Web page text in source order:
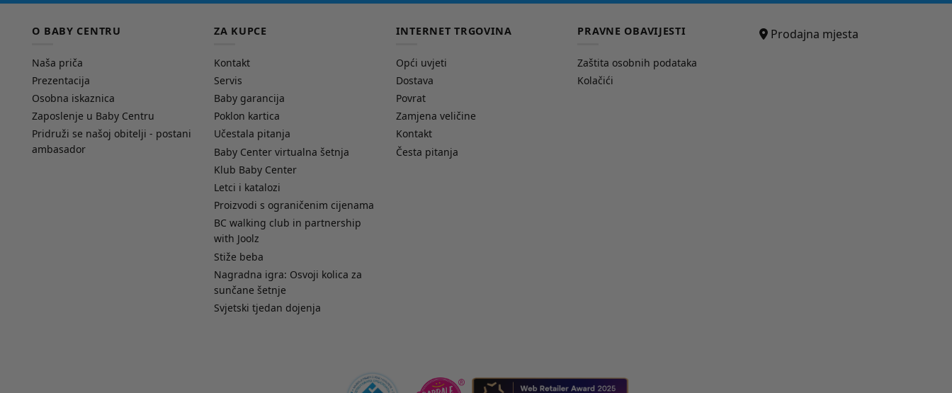
O BABY CENTRU
Naša priča
Prezentacija
Osobna iskaznica
Zaposlenje u Baby Centru
Pridruži se našoj obitelji - postani
ambasador
ZA KUPCE
Kontakt
Servis
Baby garancija
Poklon kartica
Učestala pitanja
Baby Center virtualna šetnja
Klub Baby Center
Letci i katalozi
Proizvodi s ograničenim cijenama
BC walking club in partnership
with Joolz
Stiže beba
Nagradna igra: Osvoji kolica za
sunčane šetnje
Svjetski tjedan dojenja
INTERNET TRGOVINA
Opći uvjeti
Dostava
Povrat
Zamjena veličine
Kontakt
Česta pitanja
PRAVNE OBAVIJESTI
Zaštita osobnih podataka
Kolačići
Prodajna mjesta